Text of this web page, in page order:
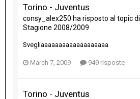
Torino - Juventus
consy_alex250 ha risposto al topic di
Stagione 2008/2009
Svegliaaaaaaaaaaaaaaaaaaa
March 7, 2009 949 risposte
Torino - Juventus